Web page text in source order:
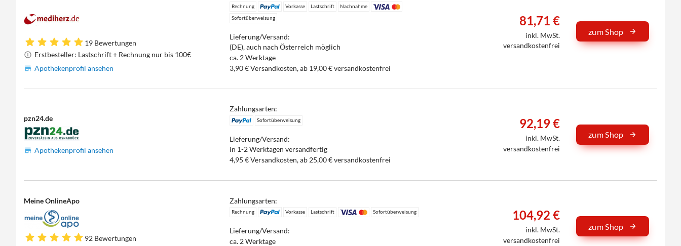
19 Bewertungen
Erstbesteller: Lastschrift + Rechnung nur bis 100€
Apothekenprofil ansehen
Rechnung Vorkasse Lastschrift
Nachnahme
Sofortüberweisung
Lieferung/Versand:
(DE), auch nach Österreich möglich
ca. 2 Werktage
3,90 € Versandkosten, ab 19,00 € versandkostenfrei
81,71 €
inkl. MwSt.
versandkostenfrei
zum Shop
pzn24.de
Apothekenprofil ansehen
Zahlungsarten:
Sofortüberweisung
Lieferung/Versand:
in 1-2 Werktagen versandfertig
4,95 € Versandkosten, ab 25,00 € versandkostenfrei
92,19 €
inkl. MwSt.
versandkostenfrei
zum Shop
Meine OnlineApo
92 Bewertungen
Zahlungsarten:
Rechnung Vorkasse Lastschrift Sofortüberweisung
Lieferung/Versand:
ca. 2 Werktage
104,92 €
inkl. MwSt.
versandkostenfrei
zum Shop